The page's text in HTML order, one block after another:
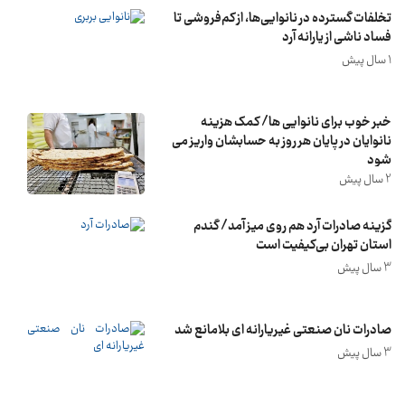
تخلفات گسترده در نانوایی‌ها، از کم‌فروشی تا
فساد ناشی از یارانه آرد
1 سال پیش
خبر خوب برای نانوایی ها/ کمک هزینه
نانوایان در پایان هر روز به حسابشان واریز می
شود
2 سال پیش
گزینه صادرات آرد هم روی میز آمد/ گندم
استان تهران بی‌کیفیت است
3 سال پیش
صادرات نان صنعتی غیریارانه ای بلامانع شد
3 سال پیش